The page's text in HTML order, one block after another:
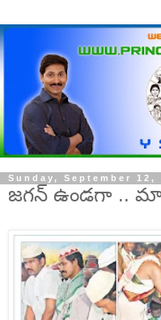
Sunday, September 12,
జగన్ ఉండగా ..